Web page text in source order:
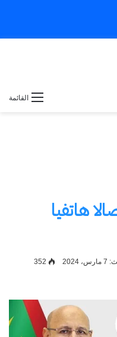
القائمة
هاتفيا
352